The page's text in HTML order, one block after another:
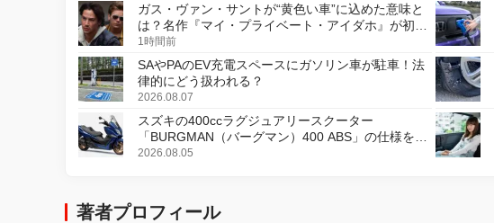
ガス・ヴァン・サントが“黄色い車”に込めた意味と
は？名作『マイ・プライベート・アイダホ』が初の
デジタルリマスター版で復活
1時間前
SAやPAのEV充電スペースにガソリン車が駐車！法
律的にどう扱われる？
2026.08.07
スズキの400ccラグジュアリースクーター
「BURGMAN（バーグマン）400 ABS」の仕様を変
更し、8月18日に発売
2026.08.05
著者プロフィール